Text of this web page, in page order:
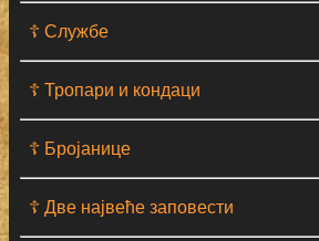
☦ Службе
☦ Тропари и кондаци
☦ Бројанице
☦ Две највеће заповести